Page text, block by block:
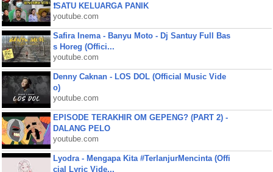
❗SATU KELUARGA PANIK
youtube.com
Safira Inema - Banyu Moto - Dj Santuy Full Bas
s Horeg (Offici...
youtube.com
Denny Caknan - LOS DOL (Official Music Vide
o)
youtube.com
EPISODE TERAKHIR OM GEPENG? (PART 2) -
DALANG PELO
youtube.com
Lyodra - Mengapa Kita #TerlanjurMencinta (Offi
cial Lyric Vide...